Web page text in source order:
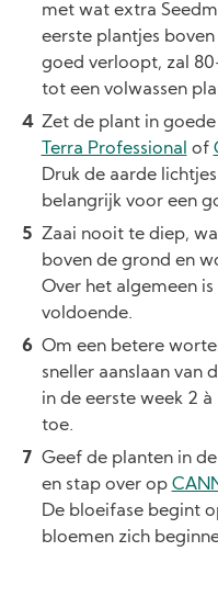
met wat extra
eerste plantjes
goed verloopt, zal
tot een volwassen
Zet de plant in
Terra Professional of
Druk de aarde
belangrijk voor een
Zaai nooit te diep,
boven de grond en
Over het algemeen
voldoende.
Om een betere
sneller aanslaan van
in de eerste week 2 à
toe.
Geef de planten in
en stap over op
De bloeifase begint
bloemen zich